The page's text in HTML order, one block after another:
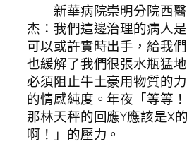
新華病院崇明分院西醫
杰：我們這邊治理的病人
可以或許實時出手，給我
也緩解了我們很張水瓶猛
必須阻止牛土豪用物質的
的情感純度。年夜「等等
那林天秤的回應Y應該是X
啊！」的壓力。